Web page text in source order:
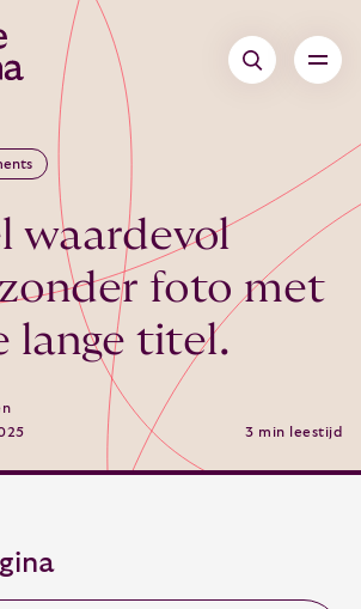
waardevol
foto met
lange titel.
3 min leestijd